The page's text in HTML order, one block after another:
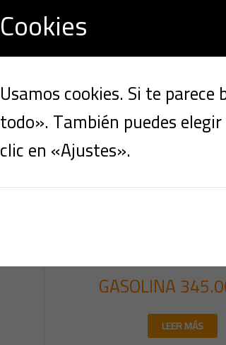
MINI
GASOLINA
LEER MÁS
Cookies
Usamos cookies. Si te
todo». También puedes
clic en «Ajustes».